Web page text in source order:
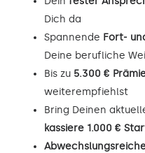
Dich da
Spannende Fort-
Deine berufliche
Bis zu 5.300 €
weiterempfiehlst
Bring Deinen
kassiere 1.000 €